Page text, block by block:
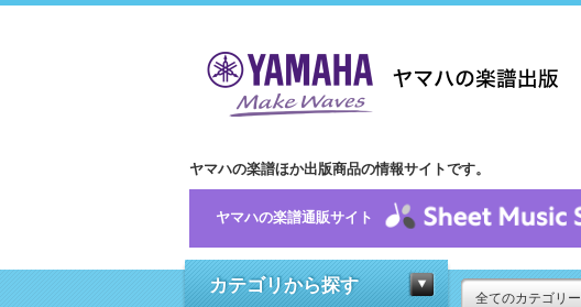
ヤマハの楽譜ほか出版商品の情報サイトです。
ヤマハの楽譜通販サイト
カテゴリから探す
全てのカテゴリー